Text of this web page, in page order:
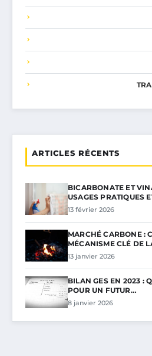
ARTICLES RÉCENTS
BICARBONATE ET
USAGES PRATIQUES
13 février 2026
MARCHÉ CARBONE :
MÉCANISME CLÉ DE
13 janvier 2026
BILAN GES EN 2023 :
POUR UN FUTUR…
8 janvier 2026